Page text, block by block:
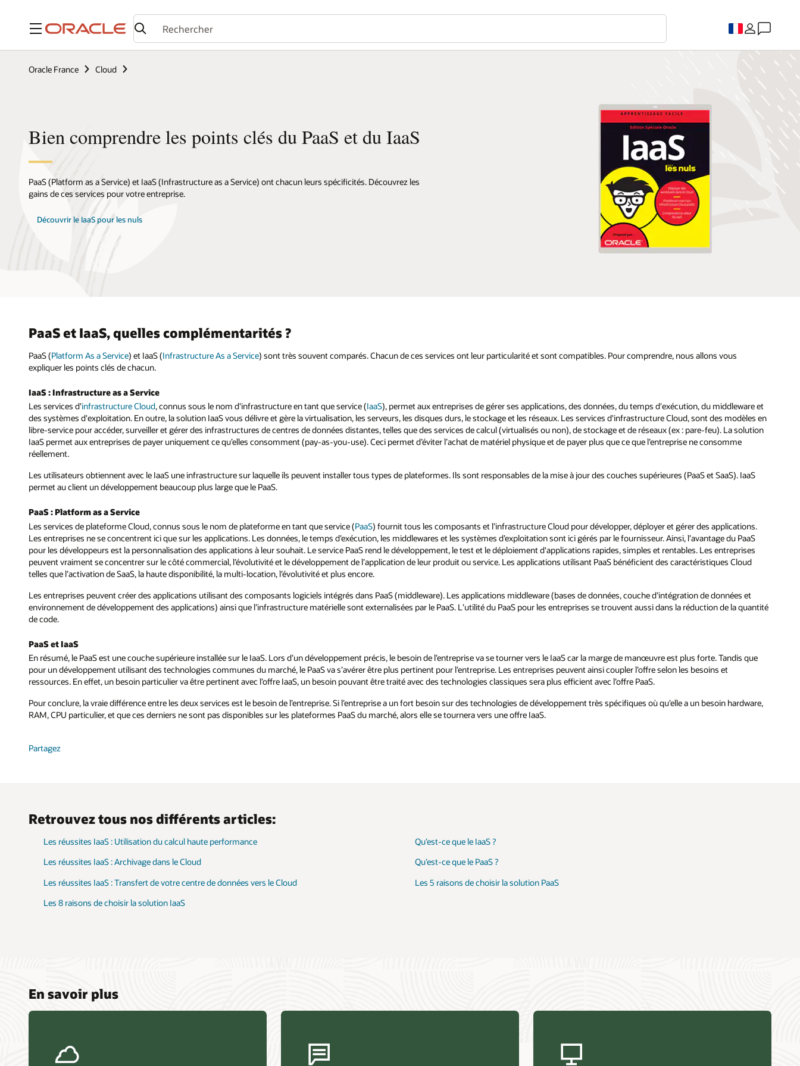
Menu
Oracle France Cloud
Bien comprendre les points clés du PaaS et du IaaS
PaaS (Platform as a Service) et IaaS (Infrastructure as a Service) ont chacun leurs spécificités. Découvrez les
gains de ces services pour votre entreprise.
Découvrir le IaaS pour les nuls
PaaS et IaaS, quelles complémentarités ?
PaaS (Platform As a Service) et IaaS (Infrastructure As a Service) sont très souvent comparés. Chacun de ces services ont leur particularité et sont compatibles. Pour comprendre, nous allons vous
expliquer les points clés de chacun.
IaaS : Infrastructure as a Service
Les services d'infrastructure Cloud, connus sous le nom d'infrastructure en tant que service (IaaS), permet aux entreprises de gérer ses applications, des données, du temps d'exécution, du middleware et
des systèmes d'exploitation. En outre, la solution IaaS vous délivre et gère la virtualisation, les serveurs, les disques durs, le stockage et les réseaux. Les services d'infrastructure Cloud, sont des modèles en
libre-service pour accéder, surveiller et gérer des infrastructures de centres de données distantes, telles que des services de calcul (virtualisés ou non), de stockage et de réseaux (ex : pare-feu). La solution
IaaS permet aux entreprises de payer uniquement ce qu’elles consomment (pay-as-you-use). Ceci permet d’éviter l’achat de matériel physique et de payer plus que ce que l’entreprise ne consomme
réellement.
Les utilisateurs obtiennent avec le IaaS une infrastructure sur laquelle ils peuvent installer tous types de plateformes. Ils sont responsables de la mise à jour des couches supérieures (PaaS et SaaS). IaaS
permet au client un développement beaucoup plus large que le PaaS.
PaaS : Platform as a Service
Les services de plateforme Cloud, connus sous le nom de plateforme en tant que service (PaaS) fournit tous les composants et l’infrastructure Cloud pour développer, déployer et gérer des applications.
Les entreprises ne se concentrent ici que sur les applications. Les données, le temps d’exécution, les middlewares et les systèmes d’exploitation sont ici gérés par le fournisseur. Ainsi, l’avantage du PaaS
pour les développeurs est la personnalisation des applications à leur souhait. Le service PaaS rend le développement, le test et le déploiement d'applications rapides, simples et rentables. Les entreprises
peuvent vraiment se concentrer sur le côté commercial, l’évolutivité et le développement de l’application de leur produit ou service. Les applications utilisant PaaS bénéficient des caractéristiques Cloud
telles que l’activation de SaaS, la haute disponibilité, la multi-location, l’évolutivité et plus encore.
Les entreprises peuvent créer des applications utilisant des composants logiciels intégrés dans PaaS (middleware). Les applications middleware (bases de données, couche d’intégration de données et
environnement de développement des applications) ainsi que l’infrastructure matérielle sont externalisées par le PaaS. L’utilité du PaaS pour les entreprises se trouvent aussi dans la réduction de la quantité
de code.
PaaS et IaaS
En résumé, le PaaS est une couche supérieure installée sur le IaaS. Lors d’un développement précis, le besoin de l’entreprise va se tourner vers le IaaS car la marge de manœuvre est plus forte. Tandis que
pour un développement utilisant des technologies communes du marché, le PaaS va s’avérer être plus pertinent pour l’entreprise. Les entreprises peuvent ainsi coupler l’offre selon les besoins et
ressources. En effet, un besoin particulier va être pertinent avec l’offre IaaS, un besoin pouvant être traité avec des technologies classiques sera plus efficient avec l’offre PaaS.
Pour conclure, la vraie différence entre les deux services est le besoin de l’entreprise. Si l’entreprise a un fort besoin sur des technologies de développement très spécifiques où qu’elle a un besoin hardware,
RAM, CPU particulier, et que ces derniers ne sont pas disponibles sur les plateformes PaaS du marché, alors elle se tournera vers une offre IaaS.
Partagez
Retrouvez tous nos différents articles:
Les réussites IaaS : Utilisation du calcul haute performance
Les réussites IaaS : Archivage dans le Cloud
Les réussites IaaS : Transfert de votre centre de données vers le Cloud
Les 8 raisons de choisir la solution IaaS
Qu’est-ce que le IaaS ?
Qu’est-ce que le PaaS ?
Les 5 raisons de choisir la solution PaaS
En savoir plus